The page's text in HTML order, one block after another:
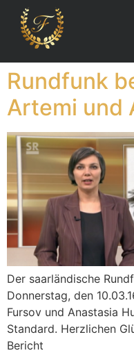
Rundfunk
Artemi und
Der saarländische
Donnerstag, den
Fursov und Anastasia
Standard. Herzlichen
Bericht